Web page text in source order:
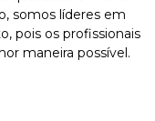
somos líderes em
pois os profissionais
maneira possível.